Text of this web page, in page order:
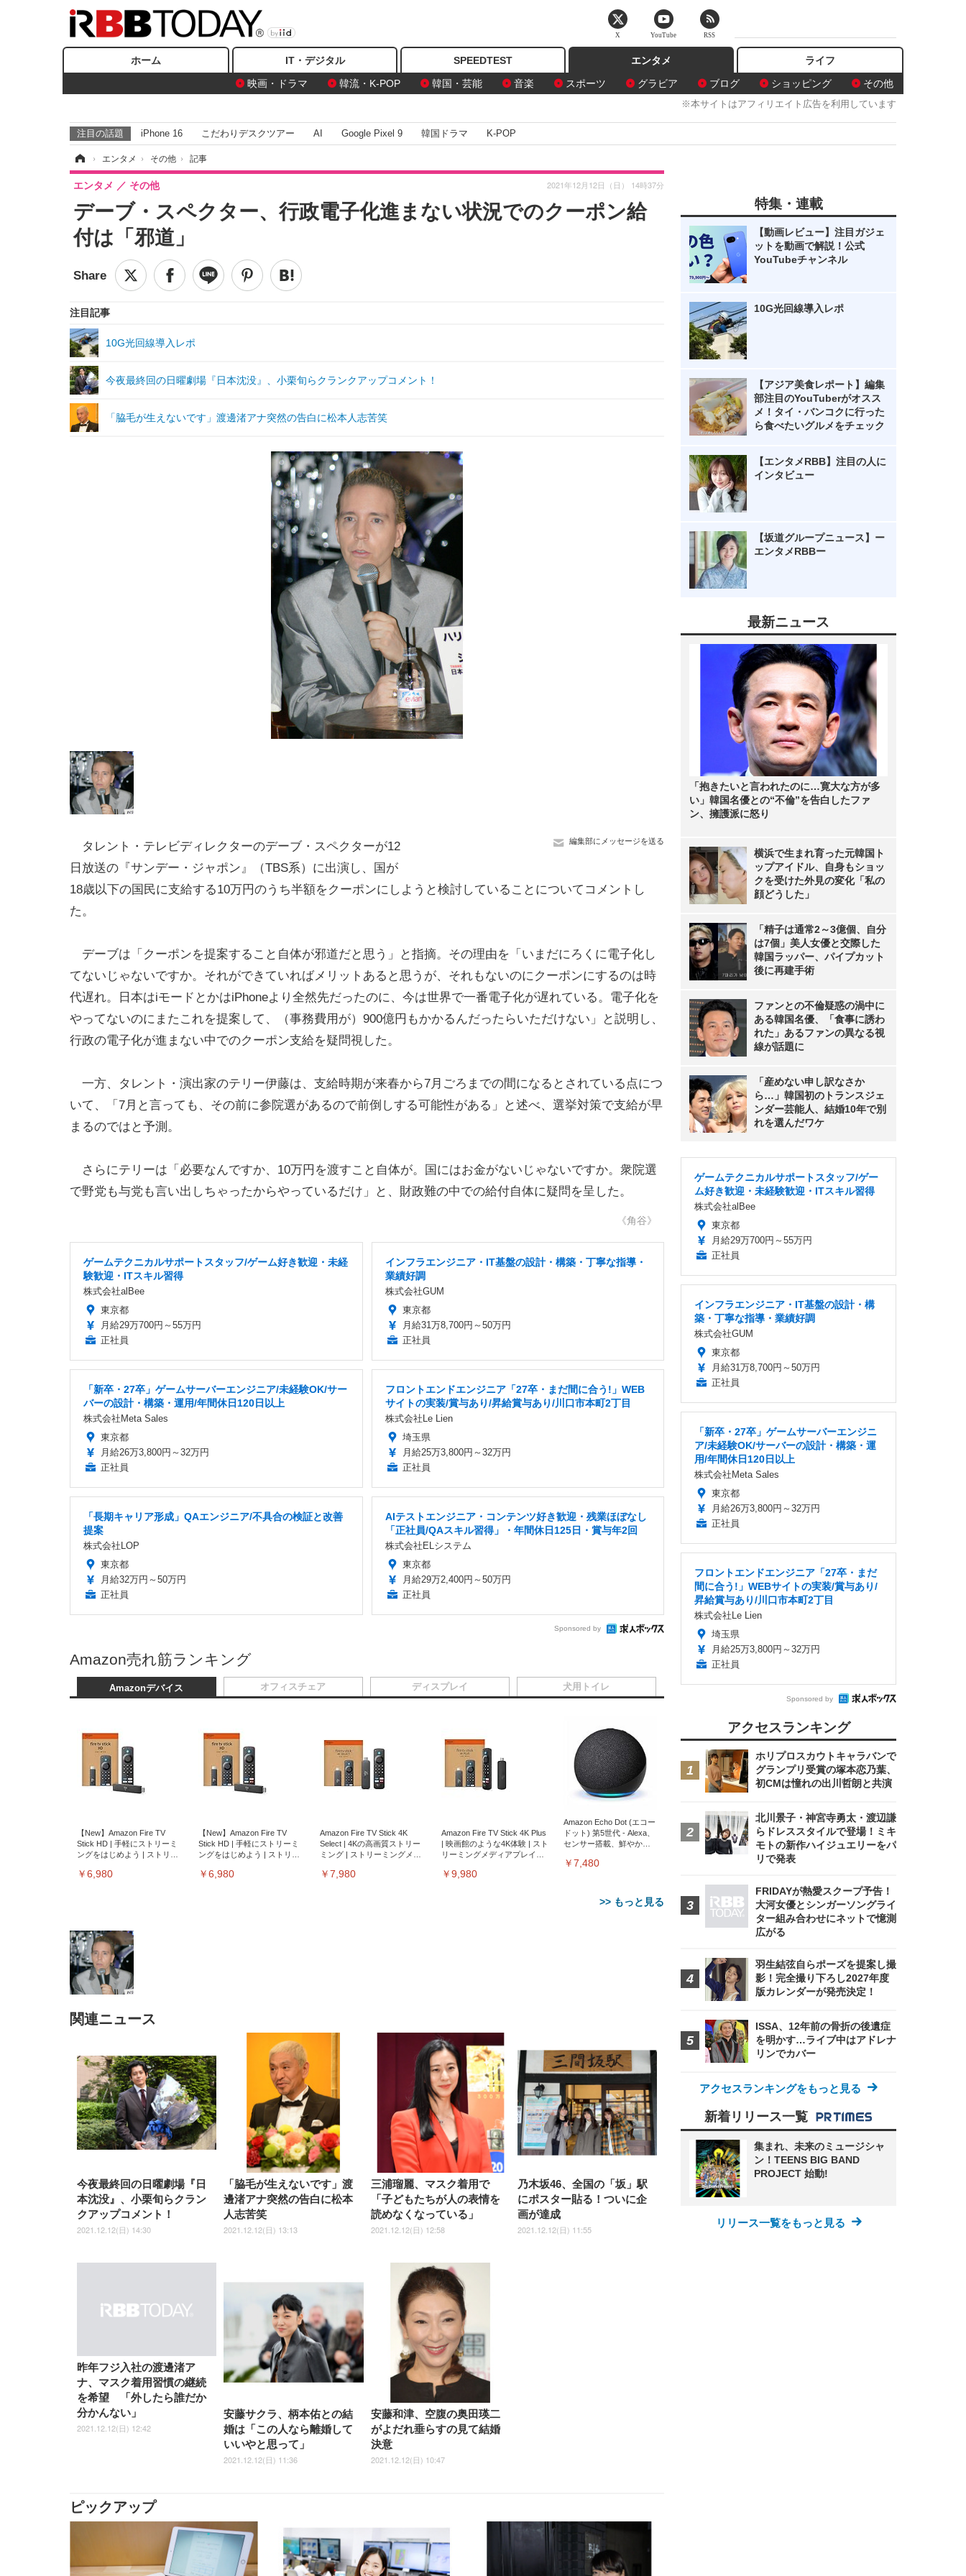
ホーム IT・デジタル SPEEDTEST
エンタメ
映画・ドラマ
韓流・K-POP 韓国・芸能 音楽 スポーツ グラビア ブログ ショッピング その他
ライフ
※本サイトはアフィリエイト広告を利用しています
注目の話題 iPhone 16 こだわりデスクツアー AI Google Pixel 9 韓国ドラマ K-POP
› エンタメ › その他 › 記事
デーブ・スペクター、行政電子化進まない状況でのクーポン給
付は「邪道」
エンタメ その他 2021年12月12日（日） 14時37分
注目記事
10G光回線導入レポ
今夜最終回の日曜劇場『日本沈没』、小栗旬らクランクアップコメント！
「脇毛が生えないです」渡邊渚アナ突然の告白に松本人志苦笑
編集部にメッセージを送る
タレント・テレビディレクターのデーブ・スペクターが12
日放送の『サンデー・ジャポン』（TBS系）に出演し、国が
18歳以下の国民に支給する10万円のうち半額をクーポンにしようと検討していることについてコメントし
た。
デーブは「クーポンを提案すること自体が邪道だと思う」と指摘。その理由を「いまだにろくに電子化し
てないじゃないですか。それができていればメリットあると思うが、それもないのにクーポンにするのは時
代遅れ。日本はiモードとかはiPhoneより全然先だったのに、今は世界で一番電子化が遅れている。電子化を
やってないのにまたこれを提案して、（事務費用が）900億円もかかるんだったらいただけない」と説明し、
行政の電子化が進まない中でのクーポン支給を疑問視した。
一方、タレント・演出家のテリー伊藤は、支給時期が来春から7月ごろまでの間になるとされている点につ
いて、「7月と言っても、その前に参院選があるので前倒しする可能性がある」と述べ、選挙対策で支給が早
まるのではと予測。
さらにテリーは「必要なんですか、10万円を渡すこと自体が。国にはお金がないじゃないですか。衆院選
で野党も与党も言い出しちゃったからやっているだけ」と、財政難の中での給付自体に疑問を呈した。
《角谷》
ゲームテクニカルサポートスタッフ/ゲーム好き歓迎・未経
験歓迎・ITスキル習得
株式会社alBee
東京都
月給29万700円～55万円
正社員
インフラエンジニア・IT基盤の設計・構築・丁寧な指導・
業績好調
株式会社GUM
東京都
月給31万8,700円～50万円
正社員
「新卒・27卒」ゲームサーバーエンジニア/未経験OK/サー
バーの設計・構築・運用/年間休日120日以上
株式会社Meta Sales
東京都
月給26万3,800円～32万円
正社員
フロントエンドエンジニア「27卒・まだ間に合う!」WEB
サイトの実装/賞与あり/昇給賞与あり/川口市本町2丁目
株式会社Le Lien
埼玉県
月給25万3,800円～32万円
正社員
「長期キャリア形成」QAエンジニア/不具合の検証と改善
提案
株式会社LOP
東京都
月給32万円～50万円
正社員
AIテストエンジニア・コンテンツ好き歓迎・残業ほぼなし
「正社員/QAスキル習得」・年間休日125日・賞与年2回
株式会社ELシステム
東京都
月給29万2,400円～50万円
正社員
Sponsored by
Amazon売れ筋ランキング
Amazonデバイス
【New】Amazon Fire TV
Stick HD | 手軽にストリーミ
ングをはじめよう | ストリー
￥6,980
【New】Amazon Fire TV
Stick HD | 手軽にストリーミ
ングをはじめよう | ストリー
￥6,980
Amazon Fire TV Stick 4K
Select | 4Kの高画質ストリー
ミング | ストリーミングメデ
￥7,980
Amazon Fire TV Stick 4K Plus
| 映画館のような4K体験 | スト
リーミングメディアプレイヤ
￥9,980
Amazon Echo Dot (エコー
ドット) 第5世代 - Alexa、
センサー搭載、鮮やかな
￥7,480
>> もっと見る
オフィスチェア
子 テレワーク 疲れない 跳ね
上げ式アームレスト コンパク
ト 約105度ロッキング pc 事務
椅子 360度回転 座面昇降 強化
ナイロン樹脂ベース 通気性メ
ッシュ 在宅ワーク H-
WY01(黒網+黒枠+黒足)
￥5,699
SIHOO B100 オフィスチェア
／デスクチェア メッシュチェ
ア 人間工学 疲れない ブラッ
ク
￥27,999
Sezlife オフィスチェア デスク
チェア 疲れない テレワーク
チェア 強化バックレスト 30
子 腰サポート 90度跳ね上げ
式アームレスト 3Dヘッドレス
ト ハンガー付き 高反発クッシ
ョン PCチェア 通気性メッシ
ュ ゲーミング/勉強/事務用 お
しゃれ パソコンチェア (ブラ
ック)
￥7,680
Sezlife オフィスチェア デスク
チェア 疲れない テレワーク
チェア 強化バックレスト 30度
ロッキング機能 人間工学 椅子
腰サポート 90度跳ね上げ式ア
ームレスト 3Dヘッドレスト
ハンガー付き 高反発クッショ
ン PCチェア 通気性メッシュ
ゲーミング/勉強/事務用 おし
ゃれ パソコンチェア (ホワイ
ト)
￥7,680
ッシュ 通気性 ランバーサ
ポート付き 腰サポート ガ
ス圧無段階昇降 360度回
転 キャスター付き コンパ
クト 幅52×奥行58.5×高さ
84～96cm テレワーク 在
宅勤務 ブラック
￥4,139
ディスプレイ
EV3240X-WT | 31.5型4K
UHD・USB Type-C・ホワイ
￥105,595
EV2740X-WT | 27.0型4K
UHD・USB Type-C・ホワイ
ト
￥109,572
【純正品】27"ゲーミングモ
ク付き（CFI-ZDM1J）
￥49,979
【整備済み品】Dell
E2724HS 27インチ 液晶モ
ニター フル
HD（1920×1080）VA 非光
沢 HDMI/DisplayPort/VGA
スピーカー内蔵 高さ調整 ス
イベル VESA対応
ComfortView ビジネス向け
￥15,800
Gaming Monitor 24” Essential ゲ
ーミングモニター QD 24.5インチ
1ms FHD 量子ドット 残像低減 (3
年保証 | 輝点保証 | 日本メーカー)
￥34,980
犬用トイレ
ーツ 薄型 レギュラー 1回使い
捨て 無香料 ホワイト 300枚
￥3,373
Amazonベーシック ペットシ
ーツ 厚型 ワイド 42枚x2袋(84
枚) ホワイト(吸収面:ライトブ
ルー)
￥3,234
ツ L 中型犬用 26枚入り 単品
￥1,800
Smart Basic(スマートベーシ
ック) 【Amazon.co.jp限定】
Smart Basic アイリスオーヤマ
ペットシーツ 超厚型 お徳用
ワイド 100枚入 (x 1) (ケース
販売)
￥3,670
シーツ 超厚型 お徳用 レギ
ュラー 200枚入
【Amazon.co.jp限定】
￥3,731
関連ニュース
今夜最終回の日曜劇場『日
本沈没』、小栗旬らクラン
クアップコメント！
2021.12.12(日) 14:30
「脇毛が生えないです」渡
邊渚アナ突然の告白に松本
人志苦笑
2021.12.12(日) 13:13
三浦瑠麗、マスク着用で
「子どもたちが人の表情を
読めなくなっている」
2021.12.12(日) 12:58
乃木坂46、全国の「坂」駅
にポスター貼る！ついに企
画が達成
2021.12.12(日) 11:55
昨年フジ入社の渡邊渚ア
ナ、マスク着用習慣の継続
を希望 「外したら誰だか
分かんない」
2021.12.12(日) 12:42
安藤サクラ、柄本佑との結
婚は「この人なら離婚して
いいやと思って」
2021.12.12(日) 11:36
安藤和津、空腹の奥田瑛二
がよだれ垂らすの見て結婚
決意
2021.12.12(日) 10:47
ピックアップ
特集・連載
【動画レビュー】注目ガジェ
ットを動画で解説！公式
YouTubeチャンネル
10G光回線導入レポ
【アジア美食レポート】編集
部注目のYouTuberがオスス
メ！タイ・バンコクに行った
ら食べたいグルメをチェック
【エンタメRBB】注目の人に
インタビュー
【坂道グループニュース】ー
エンタメRBBー
最新ニュース
「抱きたいと言われたのに…寛大な方が多
い」韓国名優との“不倫”を告白したファ
ン、擁護派に怒り
横浜で生まれ育った元韓国ト
ップアイドル、自身もショッ
クを受けた外見の変化「私の
顔どうした」
「精子は通常2～3億個、自分
は7個」美人女優と交際した
韓国ラッパー、パイプカット
後に再建手術
ファンとの不倫疑惑の渦中に
ある韓国名優、「食事に誘わ
れた」あるファンの異なる視
線が話題に
「産めない申し訳なさか
ら…」韓国初のトランスジェ
ンダー芸能人、結婚10年で別
れを選んだワケ
ゲームテクニカルサポートスタッフ/ゲー
ム好き歓迎・未経験歓迎・ITスキル習得
株式会社alBee
東京都
月給29万700円～55万円
正社員
インフラエンジニア・IT基盤の設計・構
築・丁寧な指導・業績好調
株式会社GUM
東京都
月給31万8,700円～50万円
正社員
「新卒・27卒」ゲームサーバーエンジニ
ア/未経験OK/サーバーの設計・構築・運
用/年間休日120日以上
株式会社Meta Sales
東京都
月給26万3,800円～32万円
正社員
フロントエンドエンジニア「27卒・まだ
間に合う!」WEBサイトの実装/賞与あり/
昇給賞与あり/川口市本町2丁目
株式会社Le Lien
埼玉県
月給25万3,800円～32万円
正社員
Sponsored by
アクセスランキング
ホリプロスカウトキャラバンで
グランプリ受賞の塚本恋乃葉、
初CMは憧れの出川哲朗と共演
北川景子・神宮寺勇太・渡辺謙
らドレススタイルで登場！ミキ
モトの新作ハイジュエリーをパ
リで発表
FRIDAYが熱愛スクープ予告！
大河女優とシンガーソングライ
ター組み合わせにネットで憶測
広がる
羽生結弦自らポーズを提案し撮
影！完全撮り下ろし2027年度
版カレンダーが発売決定！
ISSA、12年前の骨折の後遺症
を明かす…ライブ中はアドレナ
リンでカバー
アクセスランキングをもっと見る
新着リリース一覧
集まれ、未来のミュージシャ
ン！TEENS BIG BAND
PROJECT 始動!
リリース一覧をもっと見る
X YouTube RSS